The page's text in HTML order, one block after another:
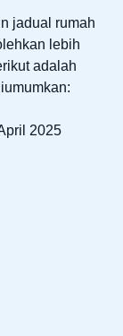
jadual rumah
lebih
adalah
2025